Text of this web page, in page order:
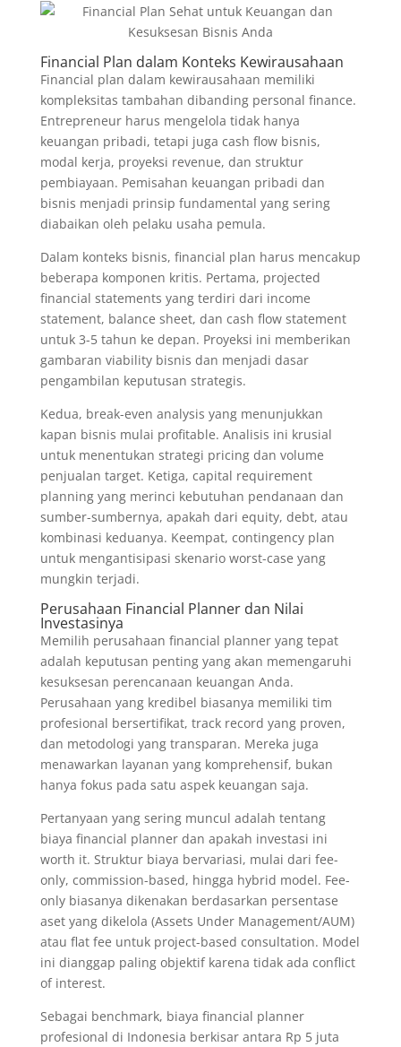
Financial Plan dalam Konteks Kewirausahaan
Financial plan dalam kewirausahaan memiliki
kompleksitas tambahan dibanding personal finance.
Entrepreneur harus mengelola tidak hanya
keuangan pribadi, tetapi juga cash flow bisnis,
modal kerja, proyeksi revenue, dan struktur
pembiayaan. Pemisahan keuangan pribadi dan
bisnis menjadi prinsip fundamental yang sering
diabaikan oleh pelaku usaha pemula.
Dalam konteks bisnis, financial plan harus mencakup
beberapa komponen kritis. Pertama, projected
financial statements yang terdiri dari income
statement, balance sheet, dan cash flow statement
untuk 3-5 tahun ke depan. Proyeksi ini memberikan
gambaran viability bisnis dan menjadi dasar
pengambilan keputusan strategis.
Kedua, break-even analysis yang menunjukkan
kapan bisnis mulai profitable. Analisis ini krusial
untuk menentukan strategi pricing dan volume
penjualan target. Ketiga, capital requirement
planning yang merinci kebutuhan pendanaan dan
sumber-sumbernya, apakah dari equity, debt, atau
kombinasi keduanya. Keempat, contingency plan
untuk mengantisipasi skenario worst-case yang
mungkin terjadi.
Perusahaan Financial Planner dan Nilai
Investasinya
Memilih perusahaan financial planner yang tepat
adalah keputusan penting yang akan memengaruhi
kesuksesan perencanaan keuangan Anda.
Perusahaan yang kredibel biasanya memiliki tim
profesional bersertifikat, track record yang proven,
dan metodologi yang transparan. Mereka juga
menawarkan layanan yang komprehensif, bukan
hanya fokus pada satu aspek keuangan saja.
Pertanyaan yang sering muncul adalah tentang
biaya financial planner dan apakah investasi ini
worth it. Struktur biaya bervariasi, mulai dari fee-
only, commission-based, hingga hybrid model. Fee-
only biasanya dikenakan berdasarkan persentase
aset yang dikelola (Assets Under Management/AUM)
atau flat fee untuk project-based consultation. Model
ini dianggap paling objektif karena tidak ada conflict
of interest.
Sebagai benchmark, biaya financial planner
profesional di Indonesia berkisar antara Rp 5 juta